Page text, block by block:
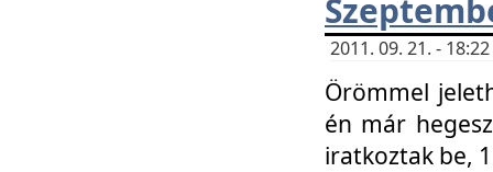
2011. 09. 21. -
Örömmel
én már
iratkoztak be,